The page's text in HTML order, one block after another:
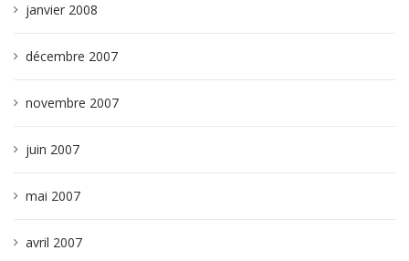
janvier 2008
décembre 2007
novembre 2007
juin 2007
mai 2007
avril 2007